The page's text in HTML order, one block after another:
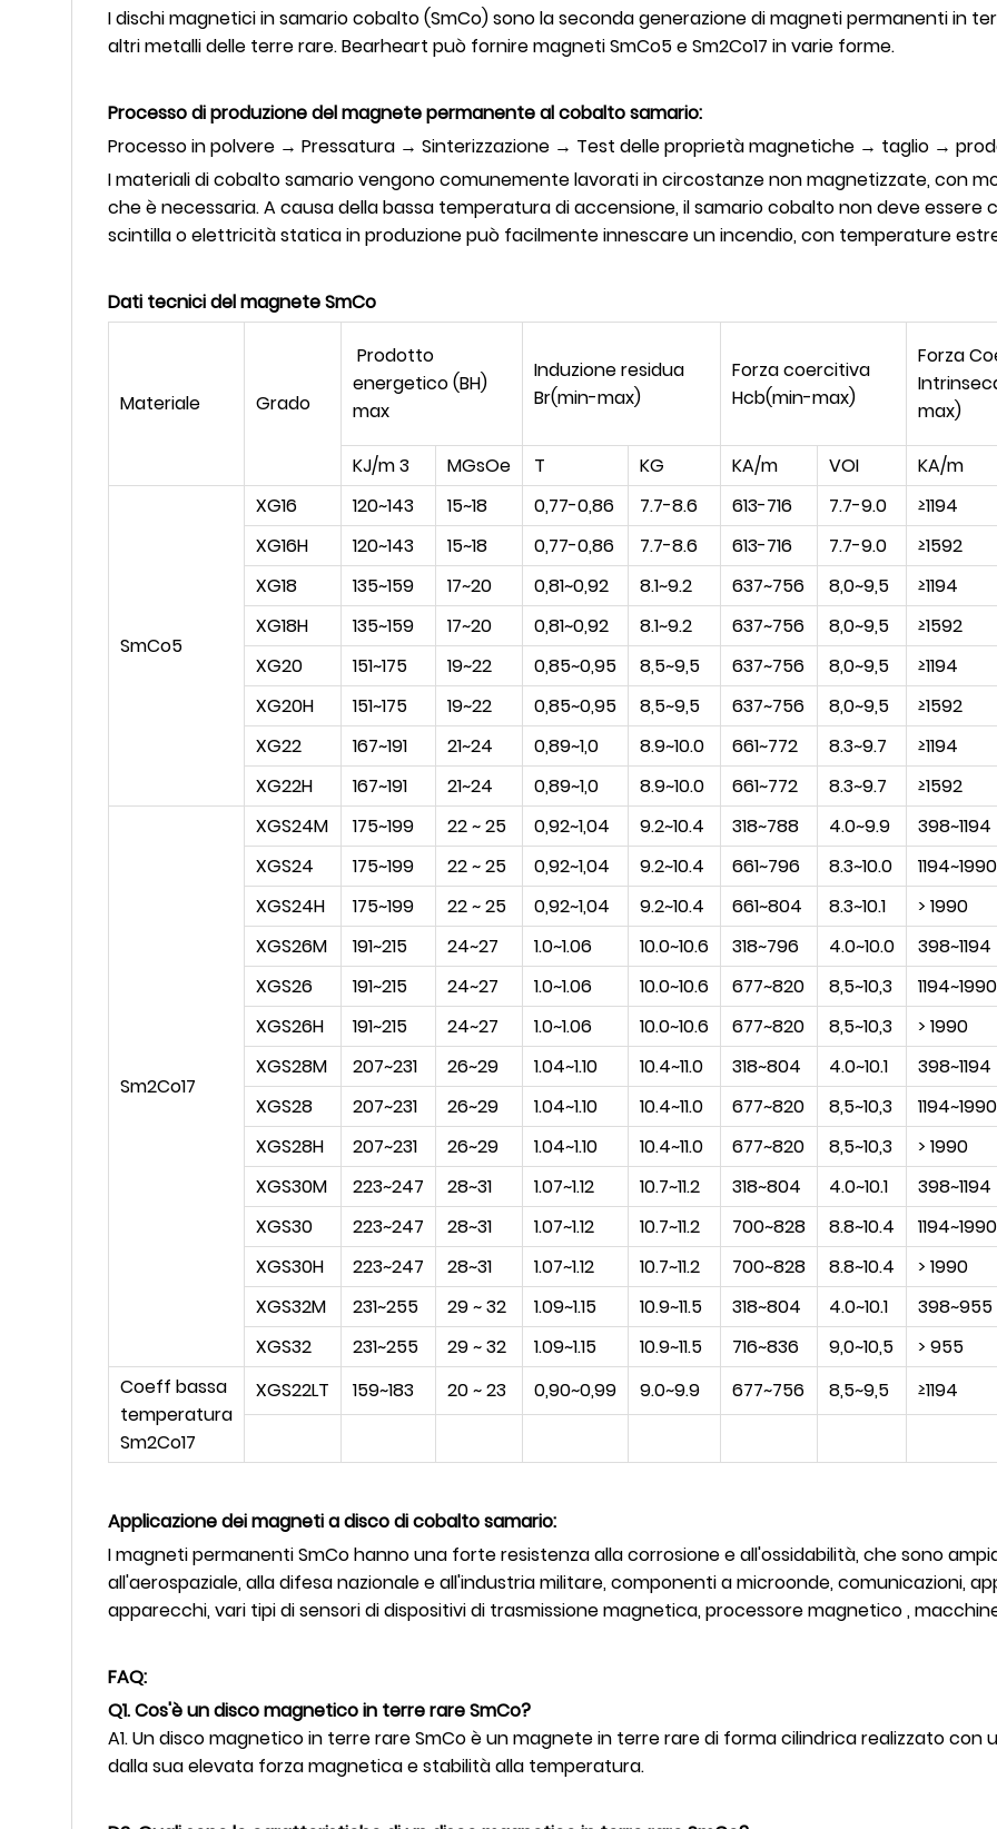
I dischi magnetici in samario cobalto (SmCo) sono la seconda generazione di magneti permanenti in
altri metalli delle terre rare. Bearheart può fornire magneti SmCo5 e Sm2Co17 in varie forme.
Processo di produzione del magnete permanente al cobalto samario:
Processo in polvere → Pressatura → Sinterizzazione → Test delle proprietà magnetiche → taglio →
I materiali di cobalto samario vengono comunemente lavorati in circostanze non magnetizzate, con
che è necessaria. A causa della bassa temperatura di accensione, il samario cobalto non deve
scintilla o elettricità statica in produzione può facilmente innescare un incendio, con temperature
Dati tecnici del magnete SmCo
Materiale Grado
Prodotto
energetico (BH)
max
Induzione residua
Br(min-max)
Forza coercitiva
Hcb(min-max)
Forza
max)
KJ/m 3 MGsOe T KG KA/m VOI KA/m
SmCo5
XG16 120~143 15~18 0,77-0,86 7.7-8.6 613-716 7.7-9.0 ≥1194
XG16H 120~143 15~18 0,77-0,86 7.7-8.6 613-716 7.7-9.0 ≥1592
XG18
135~159 17~20 0,81~0,92 8.1~9.2 637~756 8,0~9,5 ≥1194
XG18H
135~159 17~20 0,81~0,92 8.1~9.2 637~756 8,0~9,5 ≥1592
XG20
151~175 19~22 0,85~0,95 8,5~9,5 637~756 8,0~9,5 ≥1194
XG20H
151~175 19~22 0,85~0,95 8,5~9,5 637~756 8,0~9,5 ≥1592
XG22
167~191 21~24 0,89~1,0 8.9~10.0 661~772 8.3~9.7 ≥1194
XG22H
167~191 21~24 0,89~1,0 8.9~10.0 661~772 8.3~9.7 ≥1592
Sm2Co17
XGS24M 175~199 22 ~ 25 0,92~1,04 9.2~10.4 318~788 4.0~9.9 398~1194
XGS24 175~199 22 ~ 25 0,92~1,04 9.2~10.4 661~796 8.3~10.0 1194~1990
XGS24H
175~199 22 ~ 25 0,92~1,04 9.2~10.4 661~804 8.3~10.1 > 1990
XGS26M
191~215 24~27 1.0~1.06 10.0~10.6 318~796 4.0~10.0 398~1194
XGS26
191~215 24~27 1.0~1.06 10.0~10.6 677~820 8,5~10,3 1194~1990
XGS26H
191~215 24~27 1.0~1.06 10.0~10.6 677~820 8,5~10,3 > 1990
XGS28M
207~231 26~29 1.04~1.10 10.4~11.0 318~804 4.0~10.1 398~1194
XGS28
207~231 26~29 1.04~1.10 10.4~11.0 677~820 8,5~10,3 1194~1990
XGS28H
207~231 26~29 1.04~1.10 10.4~11.0 677~820 8,5~10,3 > 1990
XGS30M
223~247 28~31 1.07~1.12 10.7~11.2 318~804 4.0~10.1 398~1194
XGS30
223~247 28~31 1.07~1.12 10.7~11.2 700~828 8.8~10.4 1194~1990
XGS30H
223~247 28~31 1.07~1.12 10.7~11.2 700~828 8.8~10.4 > 1990
XGS32M
231~255 29 ~ 32 1.09~1.15 10.9~11.5 318~804 4.0~10.1 398~955
XGS32
231~255 29 ~ 32 1.09~1.15 10.9~11.5 716~836 9,0~10,5 > 955
Coeff bassa
temperatura
Sm2Co17
XGS22LT 159~183 20 ~ 23 0,90~0,99 9.0~9.9 677~756 8,5~9,5 ≥1194
Applicazione dei magneti a disco di cobalto samario:
I magneti permanenti SmCo hanno una forte resistenza alla corrosione e all'ossidabilità, che sono
all'aerospaziale, alla difesa nazionale e all'industria militare, componenti a microonde, comunicazioni,
apparecchi, vari tipi di sensori di dispositivi di trasmissione magnetica, processore magnetico ,
FAQ:
Q1. Cos'è un disco magnetico in terre rare SmCo?
A1. Un disco magnetico in terre rare SmCo è un magnete in terre rare di forma cilindrica realizzato
dalla sua elevata forza magnetica e stabilità alla temperatura.